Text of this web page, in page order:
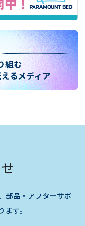
部品・アフターサポ
す。